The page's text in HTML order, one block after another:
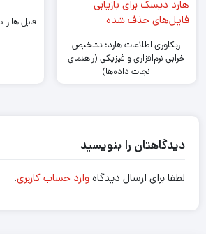
ریکاوری اطلاعات هارد؛ تشخیص
خرابی نرم‌افزاری و فیزیکی (راهنمای
نجات داده‌ها)
فایل ها را
دیدگاهتان را بنویسید
لطفا برای ارسال دیدگاهوارد حساب کاربری.